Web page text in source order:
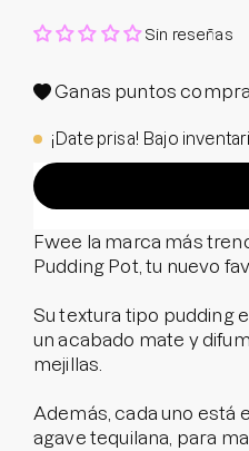
Rastrear
Parches
Sin reseñas
Ganas puntos
¡Date prisa! Bajo
Fwee la marca más
Pudding Pot, tu nuevo
Su textura tipo pudding
un acabado mate y
mejillas.
Además, cada uno está
agave tequilana, para